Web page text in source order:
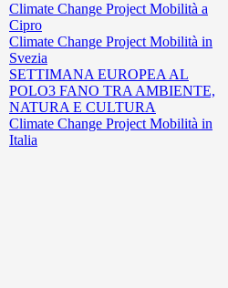
Climate Change Project Mobilità a
Cipro
Climate Change Project Mobilità in
Svezia
SETTIMANA EUROPEA AL
POLO3 FANO TRA AMBIENTE,
NATURA E CULTURA
Climate Change Project Mobilità in
Italia